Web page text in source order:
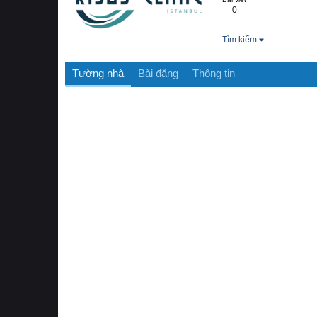
0
Tìm kiếm
Tường nhà Bài đăng Thông tin